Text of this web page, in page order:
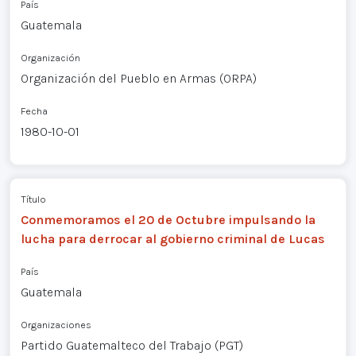
País
Guatemala
Organización
Organización del Pueblo en Armas (ORPA)
Fecha
1980-10-01
Título
Conmemoramos el 20 de Octubre impulsando la
lucha para derrocar al gobierno criminal de Lucas
País
Guatemala
Organizaciones
Partido Guatemalteco del Trabajo (PGT)